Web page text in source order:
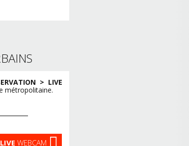
> LIVE
métropolitaine.
LIVE WEBCAM